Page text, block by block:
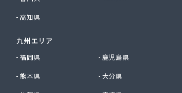
高知県
九州エリア
福岡県
鹿児島県
熊本県
大分県